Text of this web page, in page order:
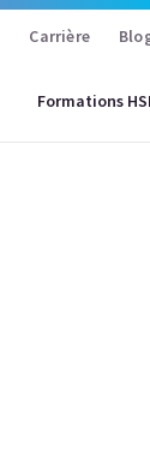
Carrière
Formations